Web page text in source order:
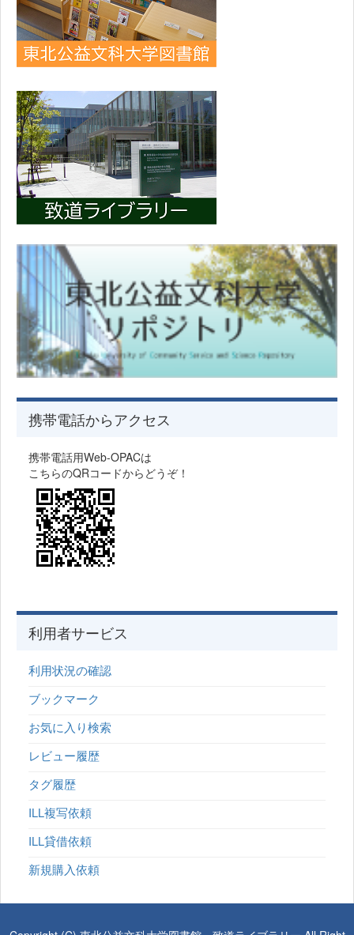
携帯電話からアクセス
携帯電話用Web-OPACは
こちらのQRコードからどうぞ！
利用者サービス
利用状況の確認
ブックマーク
お気に入り検索
レビュー履歴
タグ履歴
ILL複写依頼
ILL貸借依頼
新規購入依頼